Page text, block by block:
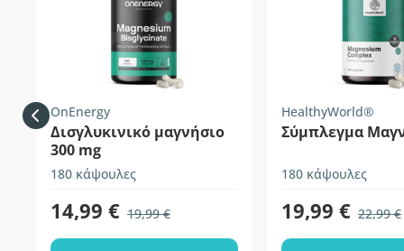
OnEnergy
Δισγλυκινικό μαγνήσιο
300 mg
180 κάψουλες
14,99 € 19,99 €
HealthyWorld®
Σύμπλεγμα
180 κάψουλες
19,99 € 22,99 €